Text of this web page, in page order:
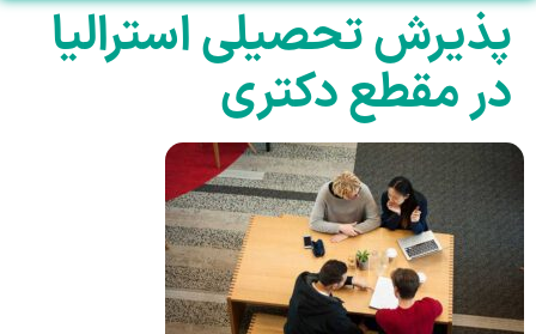
پذیرش تحصیلی استرالیا
در مقطع دکتری